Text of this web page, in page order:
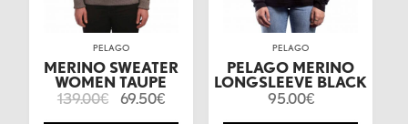
PELAGO
MERINO SWEATER
WOMEN TAUPE
139.00€ 69.50€
PELAGO
PELAGO MERINO
LONGSLEEVE BLACK
95.00€